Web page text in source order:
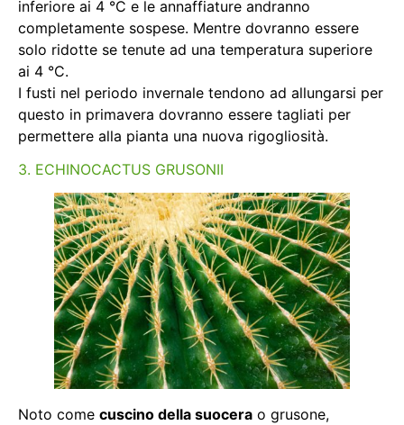
inferiore ai 4 °C e le annaffiature andranno
completamente sospese. Mentre dovranno essere
solo ridotte se tenute ad una temperatura superiore
ai 4 °C.
I fusti nel periodo invernale tendono ad allungarsi per
questo in primavera dovranno essere tagliati per
permettere alla pianta una nuova rigogliosità.
3. ECHINOCACTUS GRUSONII
Noto come cuscino della suocera o grusone,